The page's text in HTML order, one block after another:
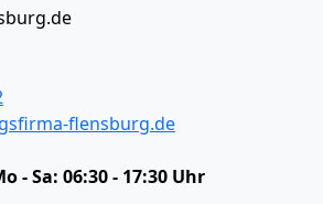
flensburg.de
- Sa: 06:30 - 17:30 Uhr